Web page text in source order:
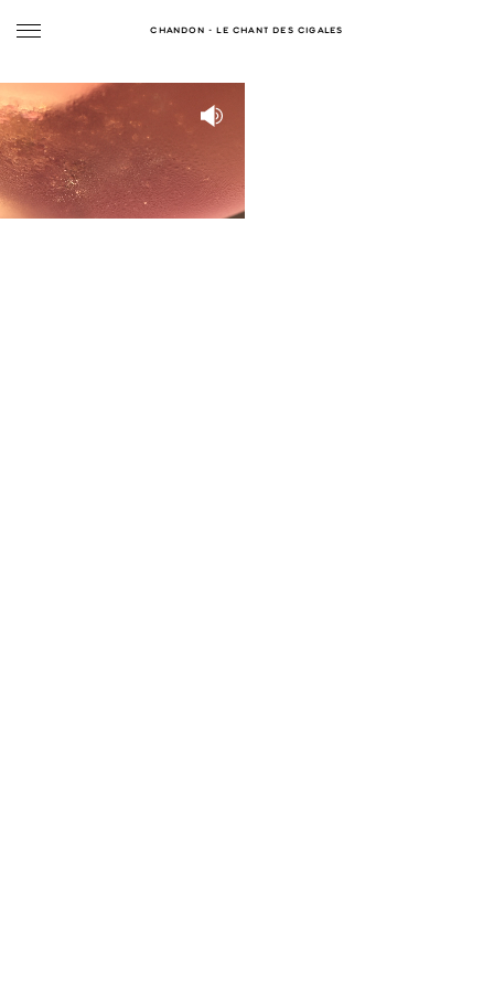
CHANDON - LE CHANT DES CIGALES